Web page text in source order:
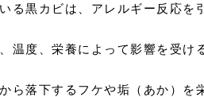
る黒カビは、アレルギー反応を
温度、栄養によって影響を受け
ら落下するフケや垢（あか）を